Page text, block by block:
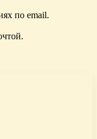
по email.